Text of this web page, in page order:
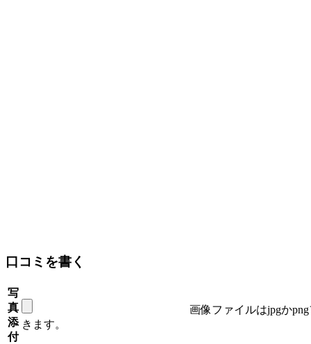
口コミを書く
写
真
添
付
画像ファイルはjpgか
きます。